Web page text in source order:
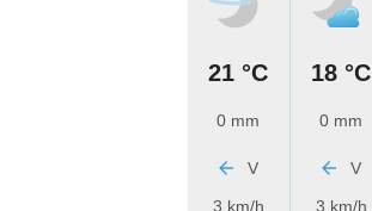
21 °C
0 mm
V
3 km/h
18 °C
0 mm
V
3 km/h